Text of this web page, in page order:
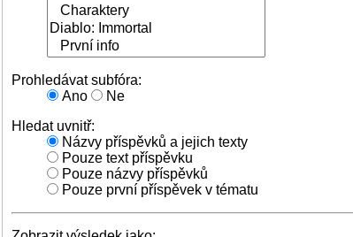
Prohledávat subfóra:
Ano
Ne
Hledat uvnitř:
Názvy příspěvků a jejich texty
Pouze text příspěvku
Pouze názvy příspěvků
Pouze první příspěvek v tématu